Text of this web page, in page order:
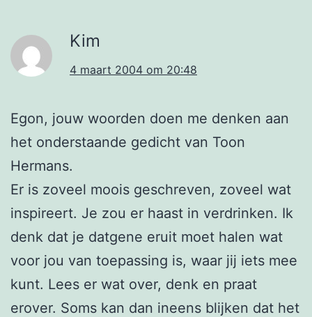
Kim
4 maart 2004 om 20:48
Egon, jouw woorden doen me denken aan
het onderstaande gedicht van Toon
Hermans.
Er is zoveel moois geschreven, zoveel wat
inspireert. Je zou er haast in verdrinken. Ik
denk dat je datgene eruit moet halen wat
voor jou van toepassing is, waar jij iets mee
kunt. Lees er wat over, denk en praat
erover. Soms kan dan ineens blijken dat het